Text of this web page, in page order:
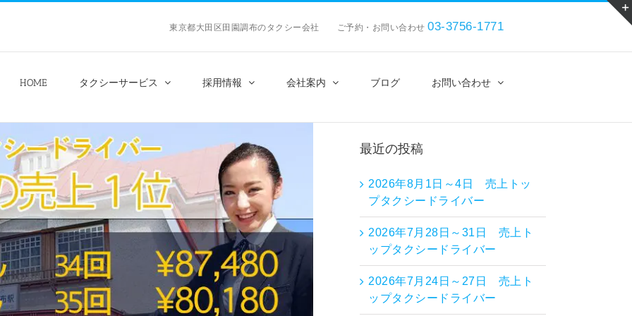
東京都大田区田園調布のタクシー会社 ご予約・お問い合わせ 03-3756-1771
HOME タクシーサービス 採用情報 会社案内 ブログ お問い合わせ
最近の投稿
2026年8月1日～4日 売上トッ
プタクシードライバー
2026年7月28日～31日 売上ト
ップタクシードライバー
2026年7月24日～27日 売上ト
ップタクシードライバー